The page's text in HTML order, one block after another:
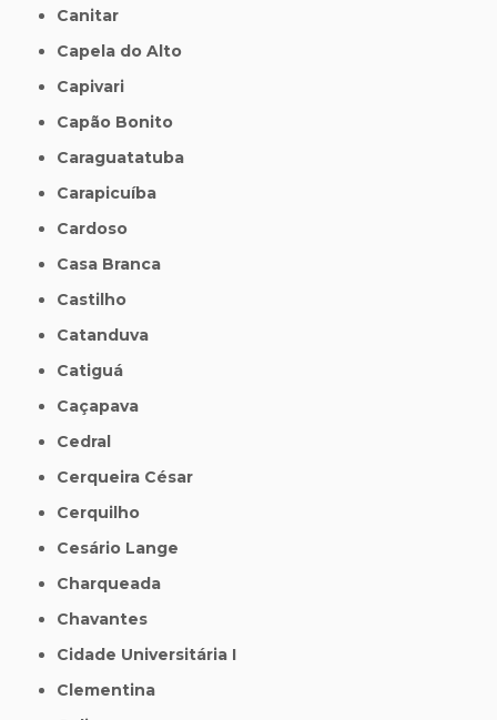
Canitar
Capela do Alto
Capivari
Capão Bonito
Caraguatatuba
Carapicuíba
Cardoso
Casa Branca
Castilho
Catanduva
Catiguá
Caçapava
Cedral
Cerqueira César
Cerquilho
Cesário Lange
Charqueada
Chavantes
Cidade Universitária I
Clementina